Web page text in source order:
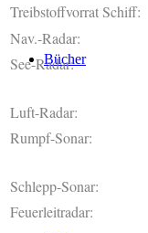
Bücher
Treibstoffvorrat Schiff:
Nav.-Radar:
See-Radar:
Luft-Radar:
Rumpf-Sonar:
Schlepp-Sonar:
Feuerleitradar: